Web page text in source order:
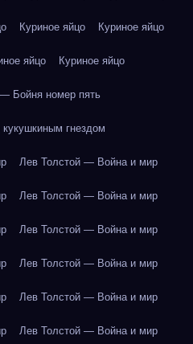
Куриное яйцо Куриное яйцо
яйцо Куриное яйцо
— Бойня номер пять
гнездом
Лев Толстой — Война и мир
Лев Толстой — Война и мир
Лев Толстой — Война и мир
Лев Толстой — Война и мир
Лев Толстой — Война и мир
Лев Толстой — Война и мир